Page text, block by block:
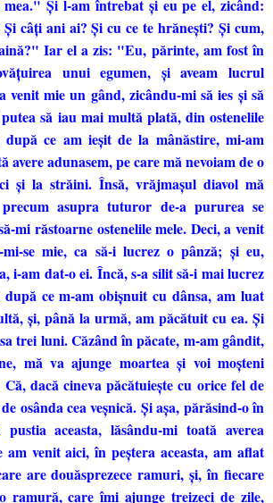
Şi l-am întrebat şi eu pe el, zicând:
câţi ani ai? Şi cu ce te hrăneşti? Şi cum,
Iar el a zis: "Eu, părinte, am fost în
unui egumen, şi aveam lucrul
venit mie un gând, zicându-mi să ies şi să
să iau mai multă plată, din ostenelile
ce am ieşit de la mânăstire, mi-am
avere adunasem, pe care mă nevoiam de o
şi la străini. Însă, vrăjmaşul diavol mă
asupra tuturor de-a pururea se
mi răstoarne ostenelile mele. Deci, a venit
se mie, ca să-i lucrez o pânză; şi eu,
i-am dat-o ei. Încă, s-a silit să-i mai lucrez
ce m-am obişnuit cu dânsa, am luat
şi, până la urmă, am păcătuit cu ea. Şi
trei luni. Căzând în păcate, m-am gândit,
mă va ajunge moartea şi voi moşteni
Că, dacă cineva păcătuieşte cu orice fel de
osânda cea veşnică. Şi aşa, părăsind-o în
aceasta, lăsându-mi toată averea
venit aici, în peştera aceasta, am aflat
are douăsprezece ramuri, şi, în fiecare
ramură, care îmi ajunge treizeci de zile,